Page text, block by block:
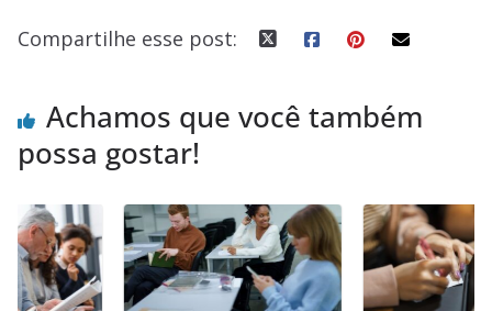
k p
Compartilhe esse post:
Achamos que você também
possa gostar!